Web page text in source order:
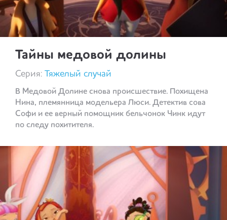
Тайны медовой долины
Серия: Тяжелый случай
В Медовой Долине снова происшествие. Похищена
Нина, племянница модельера Люси. Детектив сова
Софи и ее верный помощник бельчонок Чинк идут
по следу похитителя.